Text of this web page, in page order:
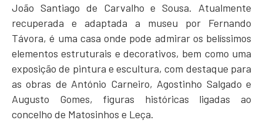
João Santiago de Carvalho e Sousa. Atualmente
recuperada e adaptada a museu por Fernando
Távora, é uma casa onde pode admirar os belíssimos
elementos estruturais e decorativos, bem como uma
exposição de pintura e escultura, com destaque para
as obras de António Carneiro, Agostinho Salgado e
Augusto Gomes, figuras históricas ligadas ao
concelho de Matosinhos e Leça.